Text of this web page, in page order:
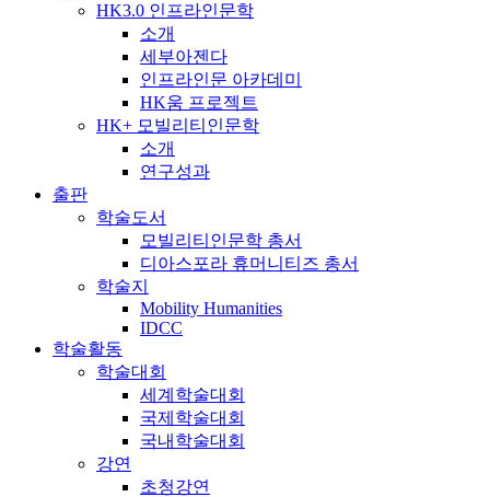
HK3.0 인프라인문학
소개
세부아젠다
인프라인문 아카데미
HK움 프로젝트
HK+ 모빌리티인문학
소개
연구성과
출판
학술도서
모빌리티인문학 총서
디아스포라 휴머니티즈 총서
학술지
Mobility Humanities
IDCC
학술활동
학술대회
세계학술대회
국제학술대회
국내학술대회
강연
초청강연